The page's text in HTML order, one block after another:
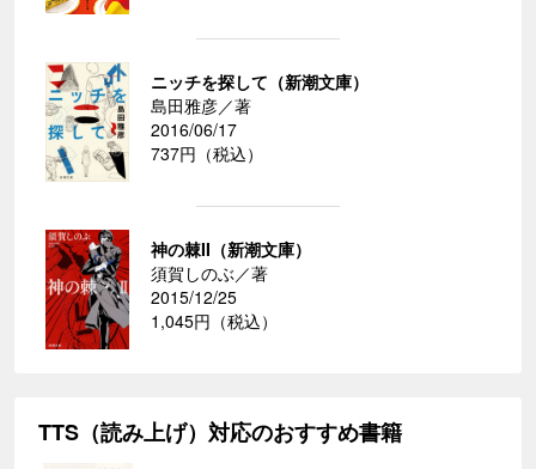
ニッチを探して（新潮文庫）
島田雅彦／著
2016/06/17
737円（税込）
神の棘II（新潮文庫）
須賀しのぶ／著
2015/12/25
1,045円（税込）
TTS（読み上げ）対応のおすすめ書籍